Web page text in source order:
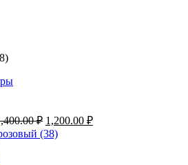
₽ 1,200.00 ₽
(38)